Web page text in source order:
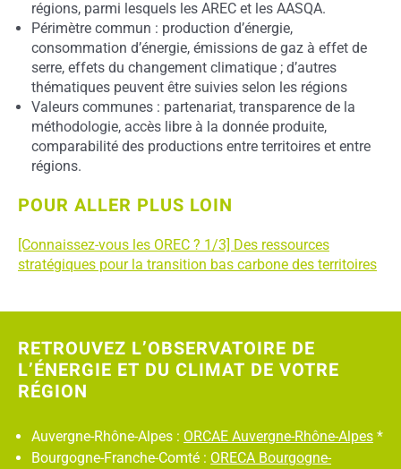
régions, parmi lesquels les AREC et les AASQA.
Périmètre commun : production d’énergie,
consommation d’énergie, émissions de gaz à effet de
serre, effets du changement climatique ; d’autres
thématiques peuvent être suivies selon les régions
Valeurs communes : partenariat, transparence de la
méthodologie, accès libre à la donnée produite,
comparabilité des productions entre territoires et entre
régions.
POUR ALLER PLUS LOIN
[Connaissez-vous les OREC ? 1/3] Des ressources
stratégiques pour la transition bas carbone des territoires
RETROUVEZ L’OBSERVATOIRE DE
L’ÉNERGIE ET DU CLIMAT DE VOTRE
RÉGION
Auvergne-Rhône-Alpes : ORCAE Auvergne-Rhône-Alpes*
Bourgogne-Franche-Comté : ORECA Bourgogne-